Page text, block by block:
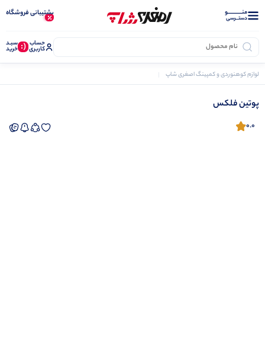
منــــــــــــو
دستــرسی
پشتیبانی فروشگاه
حساب
کاربری (: سبـد
خرید
لوازم کوهنوردی و کمپینگ اصغری شاپ
پوتین فلکس
0.0